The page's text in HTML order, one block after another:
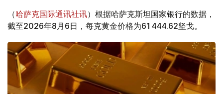
（哈萨克国际通讯社讯）根据哈萨克斯坦国家银行的数据，
截至2026年8月6日，每克黄金价格为61 444.62坚戈。